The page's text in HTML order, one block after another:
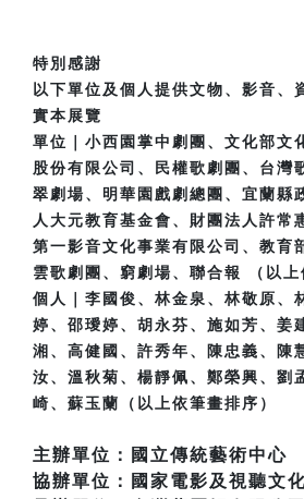
特別感謝
以下單位及個人提供文物、影音、
實本展覽
單位｜小西園掌中劇團、文化部文
股份有限公司、民權歌劇團、台灣
翠劇場、明華園戲劇總團、宜蘭縣
人大元教育基金會、財團法人許常
第一影音文化事業有限公司、教育
雲歌劇團、窮劇場、聯合報 （以上
個人｜李國俊、林金泉、林敬原、
婷、邵璦婷、胡永芬、施如芳、姜
湘、高健國、許秀年、陳忠義、陳
汝、溫秋菊、楊靜佩、鄭榮興、劉
崎、蘇玉蘭（以上依筆畫排序）
主辦單位：國立傳統藝術中心
協辦單位：國家電影及視聽文